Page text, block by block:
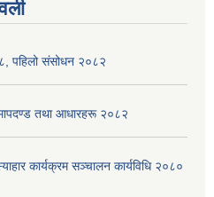
पहिलो संसोधन २०८२
मापदण्ड तथा आधारहरू २०८२
कार्यक्रम सञ्चालन कार्यविधि २०८०